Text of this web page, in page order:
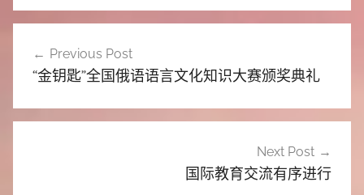
章
航
Previous Post
“金钥匙”全国俄语语言文化知识大赛颁奖典礼
Next Post
国际教育交流有序进行